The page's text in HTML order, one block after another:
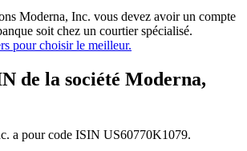
Moderna, Inc. vous devez avoir un compte
soit chez un courtier spécialisé.
pour choisir le meilleur.
de la société Moderna,
a pour code ISIN US60770K1079.